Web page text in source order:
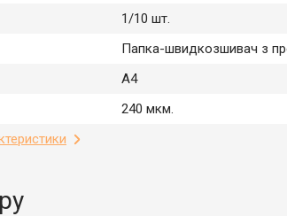
1/10 шт.
Папка-швидкозшивач з
А4
240 мкм.